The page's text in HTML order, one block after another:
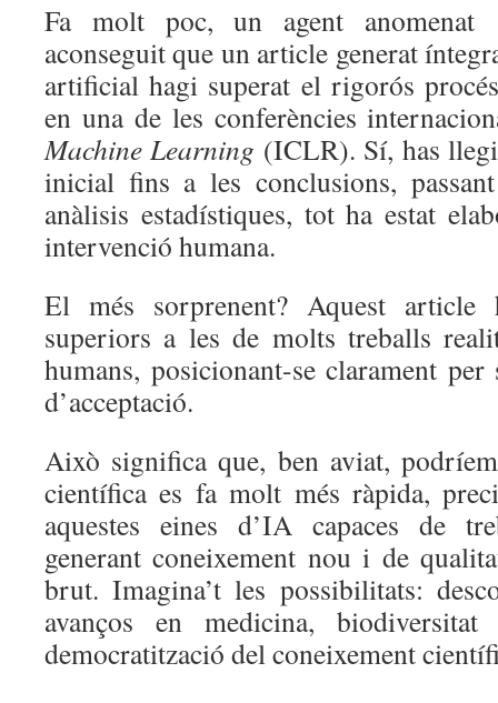
Fa molt poc, un agent anomenat
aconseguit que un article generat
artificial hagi superat el rigorós
en una de les conferències
Machine Learning (ICLR). Sí, has
inicial fins a les conclusions,
anàlisis estadístiques, tot ha estat
intervenció humana.
El més sorprenent? Aquest article
superiors a les de molts treballs
humans, posicionant-se clarament
d’acceptació.
Això significa que, ben aviat,
científica es fa molt més ràpida,
aquestes eines d’IA capaces de
generant coneixement nou i de
brut. Imagina’t les possibilitats:
avanços en medicina,
democratització del coneixement